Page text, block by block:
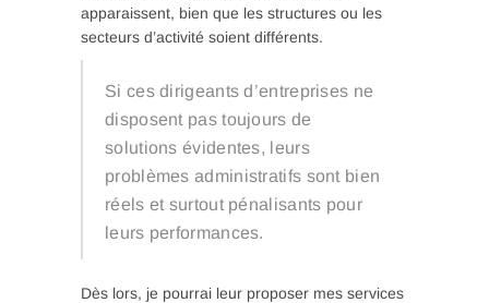
apparaissent, bien que les structures ou les
secteurs d’activité soient différents.
Si ces dirigeants d’entreprises ne
disposent pas toujours de
solutions évidentes, leurs
problèmes administratifs sont bien
réels et surtout pénalisants pour
leurs performances.
Dès lors, je pourrai leur proposer mes services